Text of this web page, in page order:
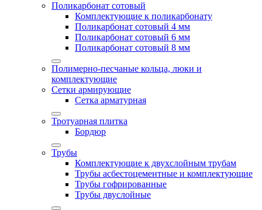
Поликарбонат сотовый
Комплектующие к поликарбонату
Поликарбонат сотовый 4 мм
Поликарбонат сотовый 6 мм
Поликарбонат сотовый 8 мм
Полимерно-песчаные кольца, люки и
комплектующие
Сетки армирующие
Сетка арматурная
Тротуарная плитка
Бордюр
Трубы
Комплектующие к двухслойным трубам
Трубы асбестоцементные и комплектующие
Трубы гофрированные
Трубы двуслойные